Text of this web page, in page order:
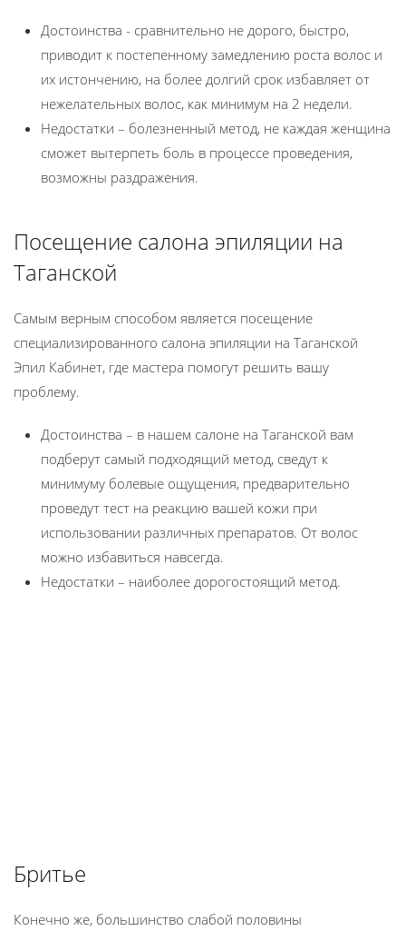
Достоинства - сравнительно не дорого, быстро,
приводит к постепенному замедлению роста волос и
их истончению, на более долгий срок избавляет от
нежелательных волос, как минимум на 2 недели.
Недостатки – болезненный метод, не каждая женщина
сможет вытерпеть боль в процессе проведения,
возможны раздражения.
Посещение салона эпиляции на
Таганской
Самым верным способом является посещение
специализированного салона эпиляции на Таганской
Эпил Кабинет, где мастера помогут решить вашу
проблему.
Достоинства – в нашем салоне на Таганской вам
подберут самый подходящий метод, сведут к
минимуму болевые ощущения, предварительно
проведут тест на реакцию вашей кожи при
использовании различных препаратов. От волос
можно избавиться навсегда.
Недостатки – наиболее дорогостоящий метод.
Бритье
Конечно же, большинство слабой половины